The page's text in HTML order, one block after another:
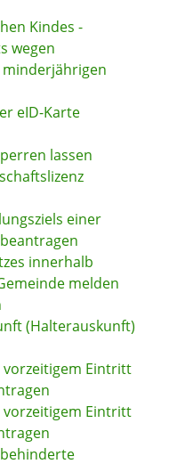
Kindes -
wegen
eID-Karte
lassen
einer
innerhalb
melden
(Halterauskunft)
vorzeitigem Eintritt
vorzeitigem Eintritt